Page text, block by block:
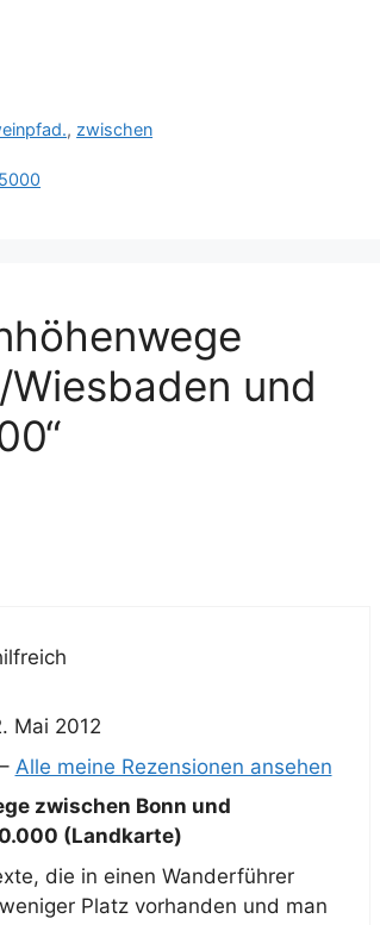
, zwischen
und
Mai 2012
Alle meine Rezensionen ansehen
zwischen Bonn und
(Landkarte)
die in einen Wanderführer
Platz vorhanden und man